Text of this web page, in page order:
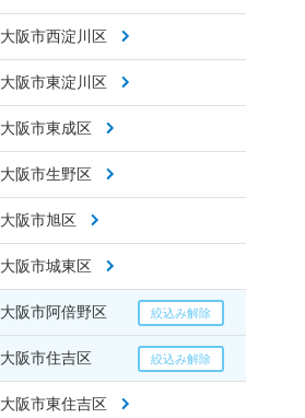
大阪市西淀川区
大阪市東淀川区
大阪市東成区
大阪市生野区
大阪市旭区
大阪市城東区
大阪市阿倍野区
大阪市住吉区
大阪市東住吉区